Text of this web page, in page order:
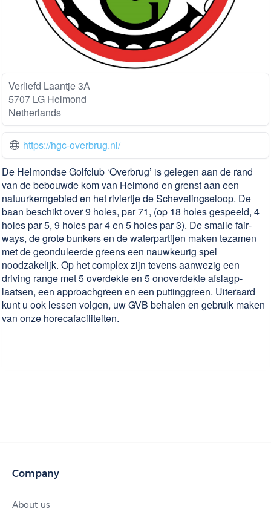
Verliefd Laantje 3A
5707 LG Helmond
Netherlands
https://hgc-overbrug.nl/
De Helmondse Golfclub ‘Overbrug’ is gelegen aan de rand
van de bebouwde kom van Helmond en grenst aan een
natuur­kern­gebied en het riviertje de Scheve­lingse­loop. De
baan beschikt over 9 holes, par 71, (op 18 holes gespeeld, 4
holes par 5, 9 holes par 4 en 5 holes par 3). De smalle fair­
ways, de grote bunkers en de water­partijen maken tezamen
met de geondu­leerde greens een nauw­keurig spel
noodzakelijk. Op het complex zijn tevens aanwezig een
driving range met 5 over­dekte en 5 onover­dekte afslagp­
laatsen, een approach­green en een putting­green. Uiteraard
kunt u ook lessen volgen, uw GVB behalen en gebruik maken
van onze horeca­facili­teiten.
Company
About us